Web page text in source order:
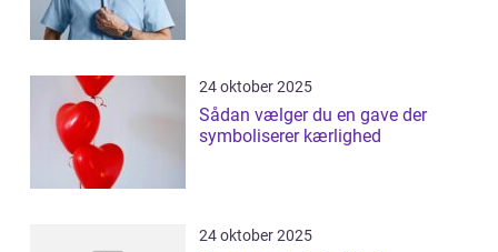
24 oktober 2025
Sådan vælger du en gave der
symboliserer kærlighed
24 oktober 2025